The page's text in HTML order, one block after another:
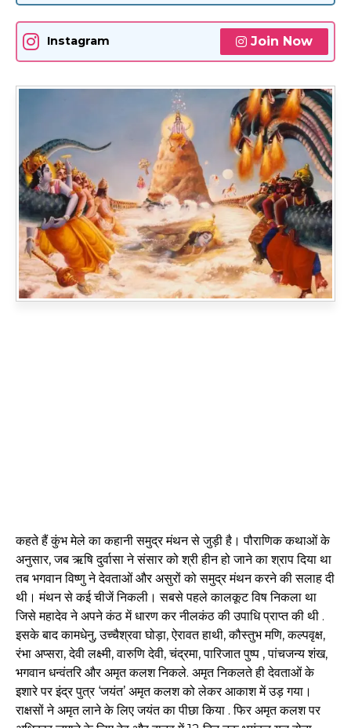
Instagram Join Now
कहते हैं कुंभ मेले का कहानी समुद्र मंथन से जुड़ी है। पौराणिक कथाओं के
अनुसार, जब ऋषि दुर्वासा ने संसार को श्री हीन हो जाने का श्राप दिया था
तब भगवान विष्णु ने देवताओं और असुरों को समुद्र मंथन करने की सलाह दी
थी। मंथन से कई चीजें निकली। सबसे पहले कालकूट विष निकला था
जिसे महादेव ने अपने कंठ में धारण कर नीलकंठ की उपाधि प्राप्त की थी .
इसके बाद कामधेनु, उच्चैश्रवा घोड़ा, ऐरावत हाथी, कौस्तुभ मणि, कल्पवृक्ष,
रंभा अप्सरा, देवी लक्ष्मी, वारुणि देवी, चंद्रमा, पारिजात पुष्प , पांचजन्य शंख,
भगवान धन्वंतरि और अमृत कलश निकले. अमृत निकलते ही देवताओं के
इशारे पर इंद्र पुत्र ‘जयंत’ अमृत कलश को लेकर आकाश में उड़ गया।
राक्षसों ने अमृत लाने के लिए जयंत का पीछा किया . फिर अमृत कलश पर